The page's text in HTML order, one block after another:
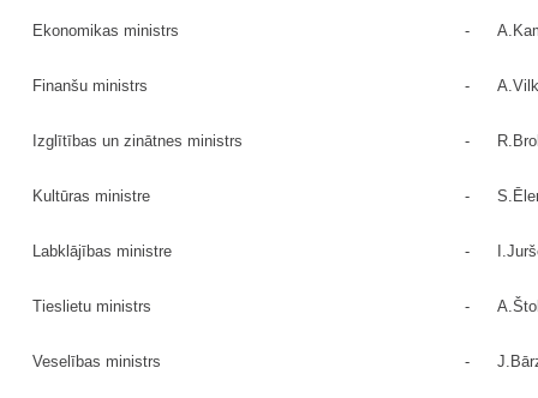
Ekonomikas ministrs -
Finanšu ministrs -
Izglītības un zinātnes ministrs -
Kultūras ministre -
Labklājības ministre -
Tieslietu ministrs -
Veselības ministrs -